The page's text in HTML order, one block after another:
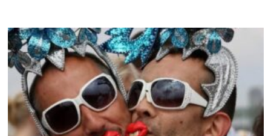
Prvý
americký
vojenský
výrobný
podnik
Ukrajine
bol
zničený
ruskou